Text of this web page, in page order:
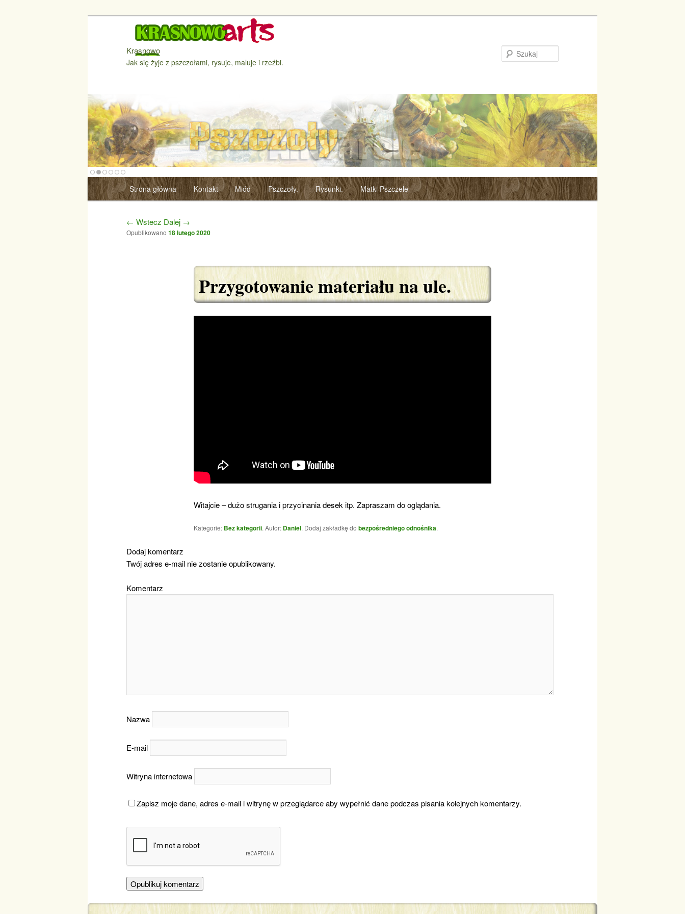
Krasnowo
Jak się żyje z pszczołami, rysuje, maluje i rzeźbi.
Menu główne
Przeskocz do tekstu
Przeskocz do widgetów
Strona główna Kontakt Miód Pszczoły. Rysunki. Matki Pszczele
Nawigacja po wpisach
← Wstecz Dalej →
Przygotowanie materiału na ule.
Opublikowano 18 lutego 2020
Witajcie – dużo strugania i przycinania desek itp. Zapraszam do oglądania.
Kategorie: Bez kategorii. Autor: Daniel. Dodaj zakładkę do bezpośredniego odnośnika.
Dodaj komentarz
Twój adres e-mail nie zostanie opublikowany.
Komentarz
Nazwa
E-mail
Witryna internetowa
Zapisz moje dane, adres e-mail i witrynę w przeglądarce aby wypełnić dane podczas pisania kolejnych komentarzy.